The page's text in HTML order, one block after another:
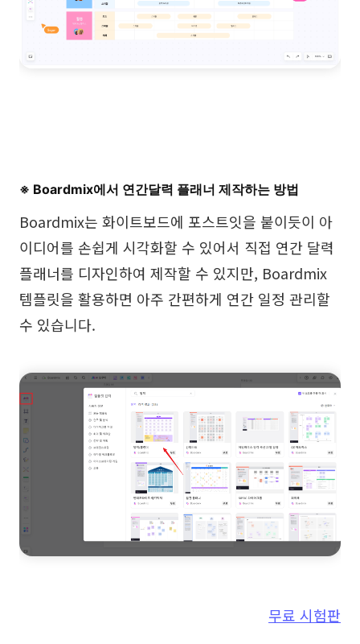
※ Boardmix에서 연간달력 플래너 제작하는 방법
Boardmix는 화이트보드에 포스트잇을 붙이듯이 아
이디어를 손쉽게 시각화할 수 있어서 직접 연간 달력
플래너를 디자인하여 제작할 수 있지만, Boardmix
템플릿을 활용하면 아주 간편하게 연간 일정 관리할
수 있습니다.
무료 시험판